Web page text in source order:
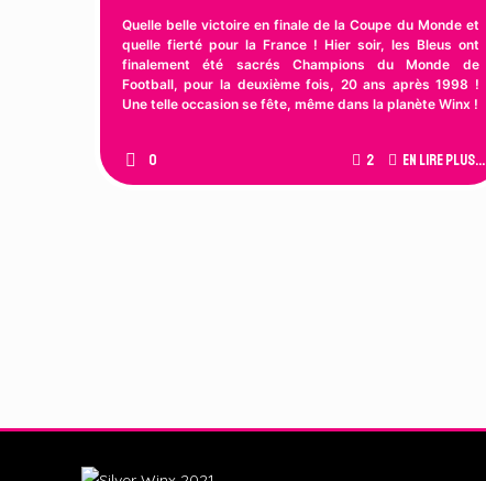
Quelle belle victoire en finale de la Coupe du Monde et
quelle fierté pour la France ! Hier soir, les Bleus ont
finalement été sacrés Champions du Monde de
Football, pour la deuxième fois, 20 ans après 1998 !
Une telle occasion se fête, même dans la planète Winx !
0 2 En lire plus...